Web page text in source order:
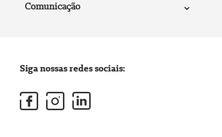
Comunicação
Siga nossas redes sociais: